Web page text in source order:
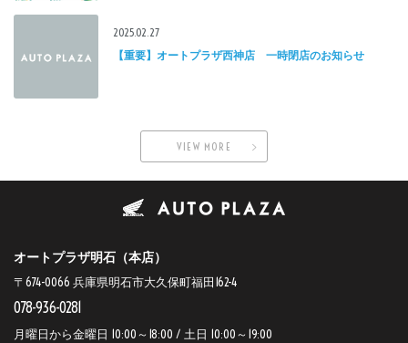
2025.02.27
【重要】オートプラザ西神店 一時閉店のお知らせ
VIEW MORE
オートプラザ明石（本店）
〒674-0066 兵庫県明石市大久保町福田162-4
078-936-0281
月曜日から金曜日 10:00～18:00 / 土日 10:00～19:00